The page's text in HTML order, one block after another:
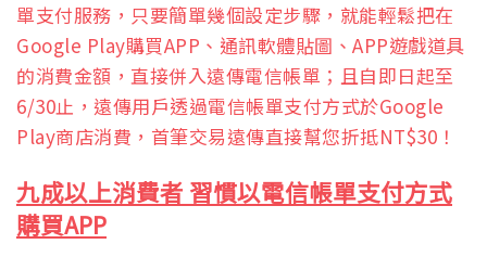
單支付服務，只要簡單幾個設定步驟，就能輕鬆把在
Google Play購買APP、通訊軟體貼圖、APP遊戲道具
的消費金額，直接併入遠傳電信帳單；且自即日起至
6/30止，遠傳用戶透過電信帳單支付方式於Google
Play商店消費，首筆交易遠傳直接幫您折抵NT$30！
九成以上消費者 習慣以電信帳單支付方式
購買APP